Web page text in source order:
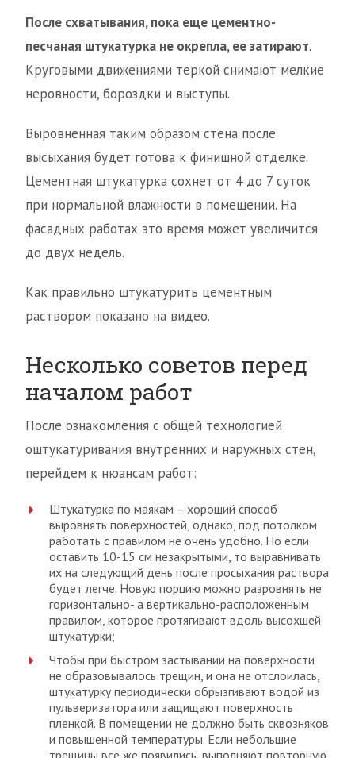
После схватывания, пока еще цементно-
песчаная штукатурка не окрепла, ее затирают.
Круговыми движениями теркой снимают мелкие
неровности, бороздки и выступы.
Выровненная таким образом стена после
высыхания будет готова к финишной отделке.
Цементная штукатурка сохнет от 4 до 7 суток
при нормальной влажности в помещении. На
фасадных работах это время может увеличится
до двух недель.
Как правильно штукатурить цементным
раствором показано на видео.
Несколько советов перед
началом работ
После ознакомления с общей технологией
оштукатуривания внутренних и наружных стен,
перейдем к нюансам работ:
Штукатурка по маякам – хороший способ
выровнять поверхностей, однако, под потолком
работать с правилом не очень удобно. Но если
оставить 10-15 см незакрытыми, то выравнивать
их на следующий день после просыхания раствора
будет легче. Новую порцию можно разровнять не
горизонтально- а вертикально-расположенным
правилом, которое протягивают вдоль высохшей
штукатурки;
Чтобы при быстром застывании на поверхности
не образовывалось трещин, и она не отслоилась,
штукатурку периодически обрызгивают водой из
пульверизатора или защищают поверхность
пленкой. В помещении не должно быть сквозняков
и повышенной температуры. Если небольшие